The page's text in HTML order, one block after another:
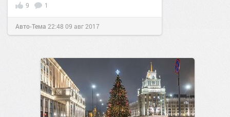
9 1
Авто-Тема 22:48 09 авг 2017